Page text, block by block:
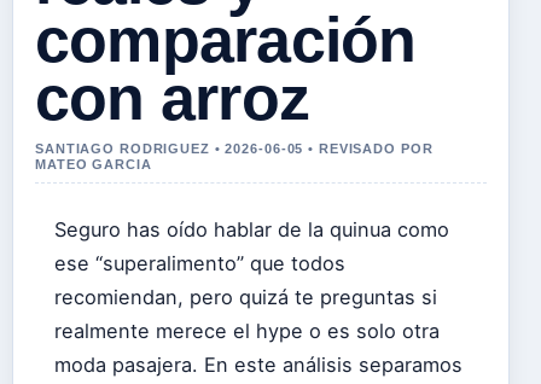
comparación
con arroz
SANTIAGO RODRIGUEZ • 2026-06-05 • REVISADO POR
MATEO GARCIA
Seguro has oído hablar de la quinua como
ese “superalimento” que todos
recomiendan, pero quizá te preguntas si
realmente merece el hype o es solo otra
moda pasajera. En este análisis separamos